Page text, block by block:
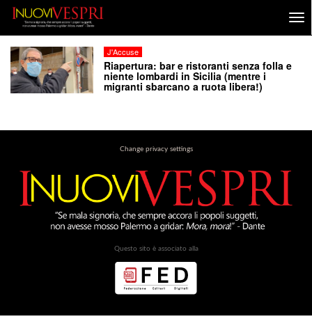
J'Accuse
Riapertura: bar e ristoranti senza folla e
niente lombardi in Sicilia (mentre i
migranti sbarcano a ruota libera!)
Change privacy settings
Questo sito è associato alla